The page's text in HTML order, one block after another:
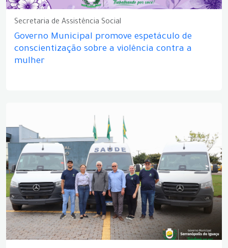
Secretaria de Assistência Social
Governo Municipal promove espetáculo de
conscientização sobre a violência contra a
mulher